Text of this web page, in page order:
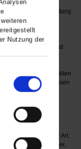
Nutzung der
Anspruch auf Erstattung
alles zu
der
von Rundfunk- und
oder
gestattet. Die
ist nur in Ausnahmefällen
und unangemessen
Kontrolle der
Gegenständen aller Art,
für Kinder,